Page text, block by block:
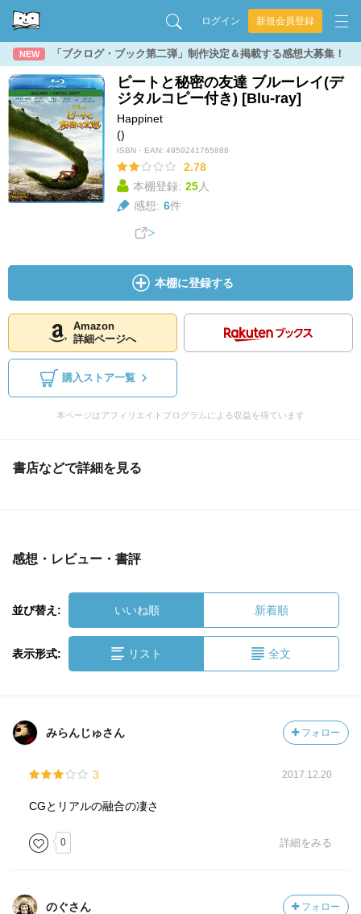
ログイン 新規会員登録
NEW 「ブクログ・ブック第二弾」制作決定＆掲載する感想大募集！
ピートと秘密の友達 ブルーレイ(デ
ジタルコピー付き) [Blu-ray]
Happinet
()
ISBN・EAN: 4959241765888
2.78
本棚登録: 25人
感想: 6件
本棚に登録する
Amazon
詳細ページへ
購入ストア一覧
本ページはアフィリエイトプログラムによる収益を得ています
書店などで詳細を見る
感想・レビュー・書評
並び替え: いいね順 新着順
表示形式: リスト 全文
みらんじゅさん フォロー
3 2017.12.20
CGとリアルの融合の凄さ
0 詳細をみる
のぐさん フォロー